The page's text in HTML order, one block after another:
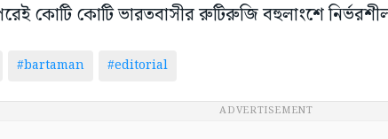
কোটি কোটি ভারতবাসীর রুটিরুজি বহুলাংশে
#bartaman #editorial
ADVERTISEMENT